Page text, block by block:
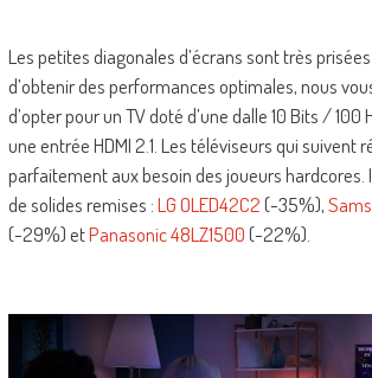
Les petites diagonales d’écrans sont très
d’obtenir des performances optimales, nous
d’opter pour un TV doté d’une dalle 10 Bits / 100
une entrée HDMI 2.1. Les téléviseurs qui suivent
parfaitement aux besoin des joueurs hardcores.
de solides remises :LG OLED42C2(-35%),
(-29%) etPanasonic 48LZ1500(-22%).